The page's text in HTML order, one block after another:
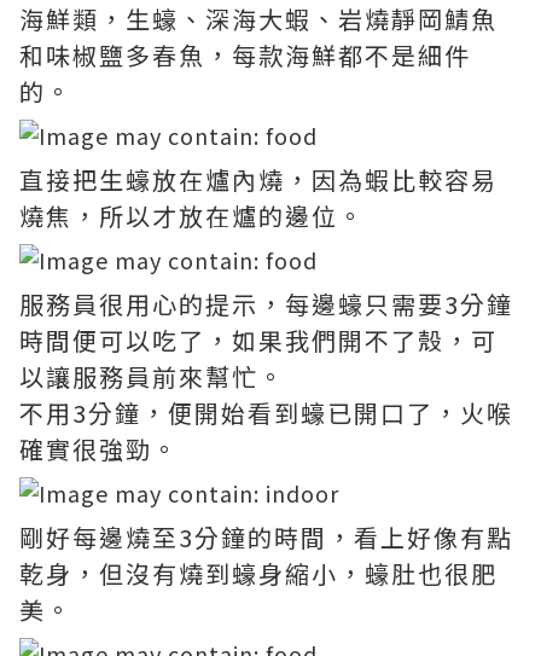
海鮮類，生蠔、深海大蝦、岩燒靜岡鯖魚
和味椒鹽多春魚，每款海鮮都不是細件
的。
直接把生蠔放在爐內燒，因為蝦比較容易
燒焦，所以才放在爐的邊位。
服務員很用心的提示，每邊蠔只需要3分鐘
時間便可以吃了，如果我們開不了殼，可
以讓服務員前來幫忙。
不用3分鐘，便開始看到蠔已開口了，火喉
確實很強勁。
剛好每邊燒至3分鐘的時間，看上好像有點
乾身，但沒有燒到蠔身縮小，蠔肚也很肥
美。